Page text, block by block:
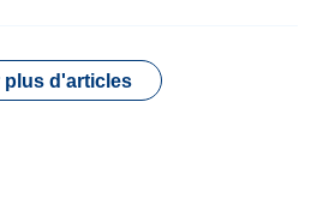
plus d'articles